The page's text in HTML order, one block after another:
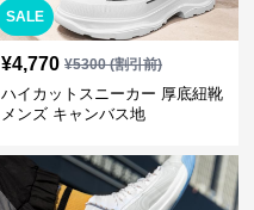
SALE
¥4,770 ¥5300(割引前)
ハイカットスニーカー 厚底紐靴
メンズ キャンバス地